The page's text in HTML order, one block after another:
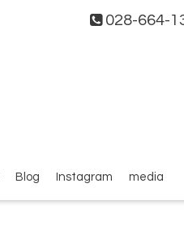
028-664-
Blog Instagram media